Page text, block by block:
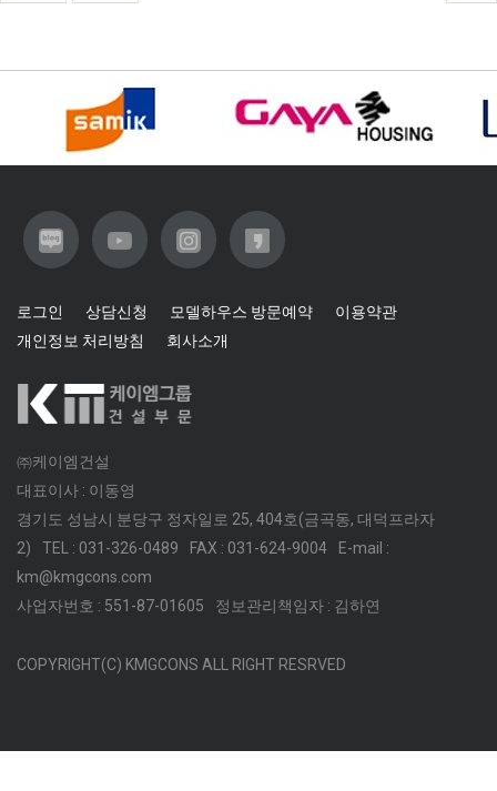
로그인 상담신청 모델하우스 방문예약
이용약관
개인정보 처리방침
회사소개
㈜케이엠건설
대표이사 : 이동영
경기도 성남시 분당구 정자일로 25, 404호(금곡동, 대덕프라자
2)
TEL : 031-326-0489 FAX : 031-624-9004
E-mail :
km@kmgcons.com
사업자번호 : 551-87-01605
정보관리책임자 : 김하연
COPYRIGHT(C) KMGCONS ALL RIGHT RESRVED